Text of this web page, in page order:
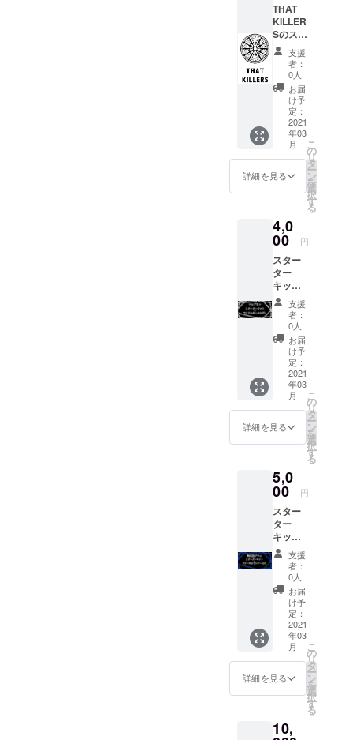
THAT
KILLER
Sのス
ター
ター
キッ
ト 1点
支援
者：
0人
お届
け予
定：
2021
年03
月
詳細を見る
こ
の
リ
タ
ー
ン
を
選
択
す
る
4,0
00 円
スター
ター
キット
１点＋
アクリ
ルキー
ホル
ダー１
個＋感
謝の手
支援
者：
0人
お届
け予
定：
2021
年03
月
詳細を見る
こ
の
リ
タ
ー
ン
を
選
択
す
る
5,0
00 円
スター
ター
キット
１点＋
ダメー
ジカウ
ンター
１０個
＋感謝
の手紙
支援
者：
0人
お届
け予
定：
2021
年03
月
詳細を見る
こ
の
リ
タ
ー
ン
を
選
択
す
る
10,